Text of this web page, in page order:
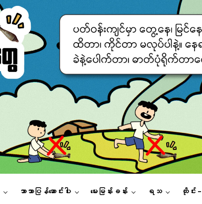
ဘာသာပြန်ဆောင်းပါး မေးမြန်းခန်း ရသ ထိုင်း –